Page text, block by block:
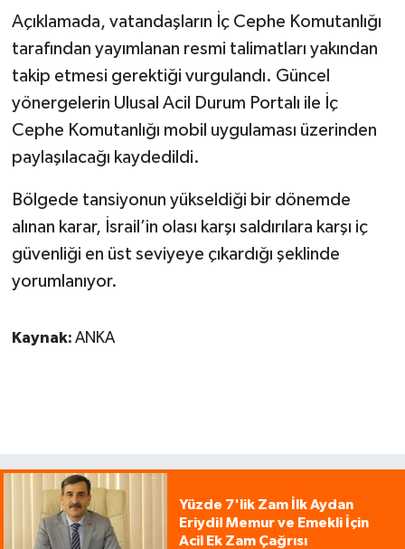
Açıklamada, vatandaşların İç Cephe Komutanlığı
tarafından yayımlanan resmi talimatları yakından
takip etmesi gerektiği vurgulandı. Güncel
yönergelerin Ulusal Acil Durum Portalı ile İç
Cephe Komutanlığı mobil uygulaması üzerinden
paylaşılacağı kaydedildi.
Bölgede tansiyonun yükseldiği bir dönemde
alınan karar, İsrail’in olası karşı saldırılara karşı iç
güvenliği en üst seviyeye çıkardığı şeklinde
yorumlanıyor.
Kaynak: ANKA
Yüzde 7'lik Zam İlk Aydan
Eriydi! Memur ve Emekli İçin
Acil Ek Zam Çağrısı